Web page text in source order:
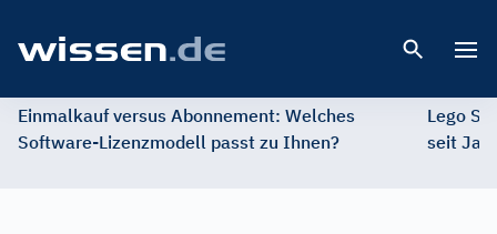
Einmalkauf versus Abonnement: Welches
Software-Lizenzmodell passt zu Ihnen?
Lego
seit